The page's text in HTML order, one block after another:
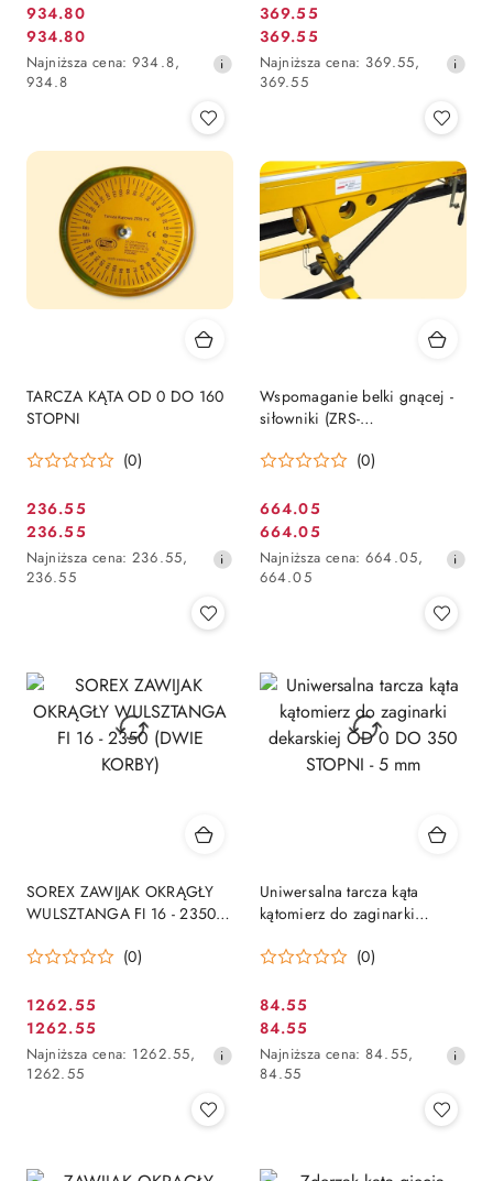
Cena
promocyjna:
934.80
Cena
promocyjna:
934.80
Najniższa
cena
przed
Najniższa cena: 934.8,
934.8
Cena
promocyjna:
369.55
Cena
promocyjna:
369.55
Najniższa
cena
przed
obniżką
Najniższa cena: 369.55,
369.55
TARCZA KĄTA OD 0 DO 160
STOPNI
(0)
Cena
promocyjna:
236.55
Cena
promocyjna:
236.55
Najniższa
cena
obniżką
Najniższa cena: 236.55,
236.55
Wspomaganie belki gnącej -
siłowniki (ZRS-
(0)
Cena
promocyjna:
664.05
Cena
promocyjna:
664.05
Najniższa
cena
obniżką
Najniższa cena: 664.05,
664.05
SOREX ZAWIJAK OKRĄGŁY
WULSZTANGA FI 16 - 2350
(0)
Cena
promocyjna:
1262.55
Cena
promocyjna:
1262.55
Najniższa
cena
obniżką
Najniższa cena: 1262.55,
1262.55
Uniwersalna tarcza kąta
kątomierz do zaginarki
STOPNI - 5 mm(0)
Cena
promocyjna:
84.55
Cena
promocyjna:
84.55
Najniższa
cena
obniżką
Najniższa cena: 84.55,
84.55